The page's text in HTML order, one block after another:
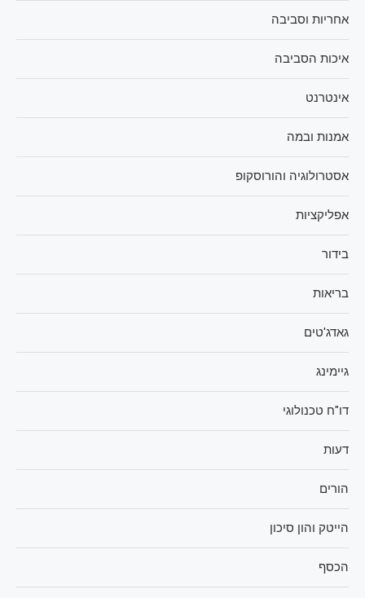
אחריות וסביבה
איכות הסביבה
אינטרנט
אמנות ובמה
אסטרולוגיה והורוסקופ
אפליקציות
בידור
בריאות
גאדג'טים
גיימינג
דו"ח טכנולוגי
דעות
הורים
הייטק והון סיכון
הכסף